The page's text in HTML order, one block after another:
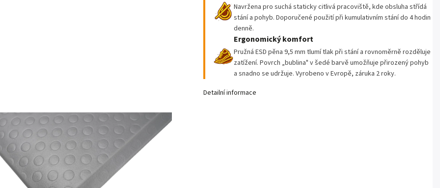
Navržena pro suchá staticky citlivá pracoviště, kde obsluha střídá
stání a pohyb. Doporučené použití při kumulativním stání do 4 hodin
denně.
Ergonomický komfort
Pružná ESD pěna 9,5 mm tlumí tlak při stání a rovnoměrně rozděluje
zatížení. Povrch „bublina" v šedé barvě umožňuje přirozený pohyb
a snadno se udržuje. Vyrobeno v Evropě, záruka 2 roky.
Detailní informace